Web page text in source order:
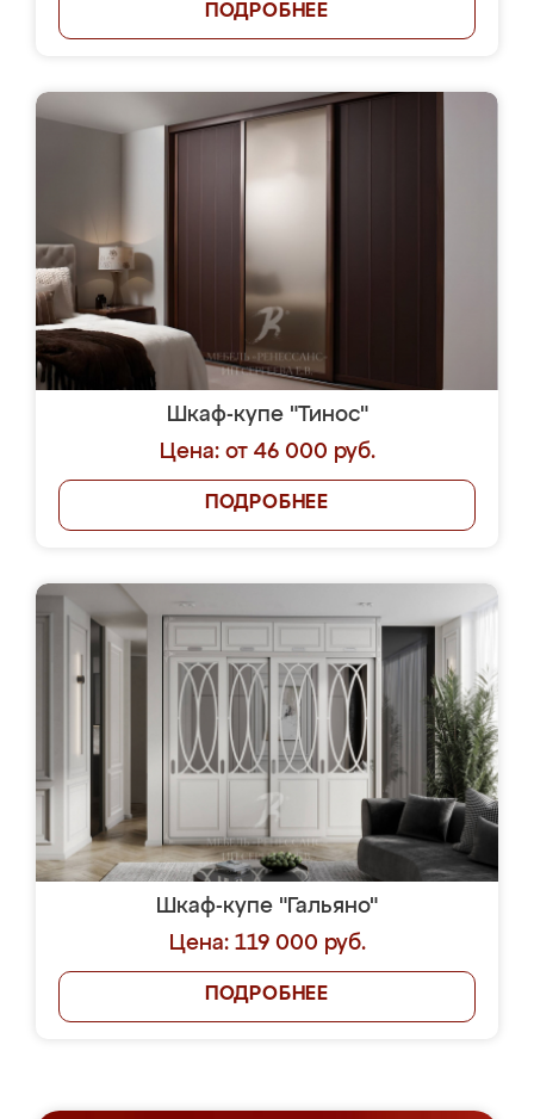
ПОДРОБНЕЕ
Шкаф-купе "Тинос"
Цена: от 46 000 руб.
ПОДРОБНЕЕ
Шкаф-купе "Гальяно"
Цена: 119 000 руб.
ПОДРОБНЕЕ